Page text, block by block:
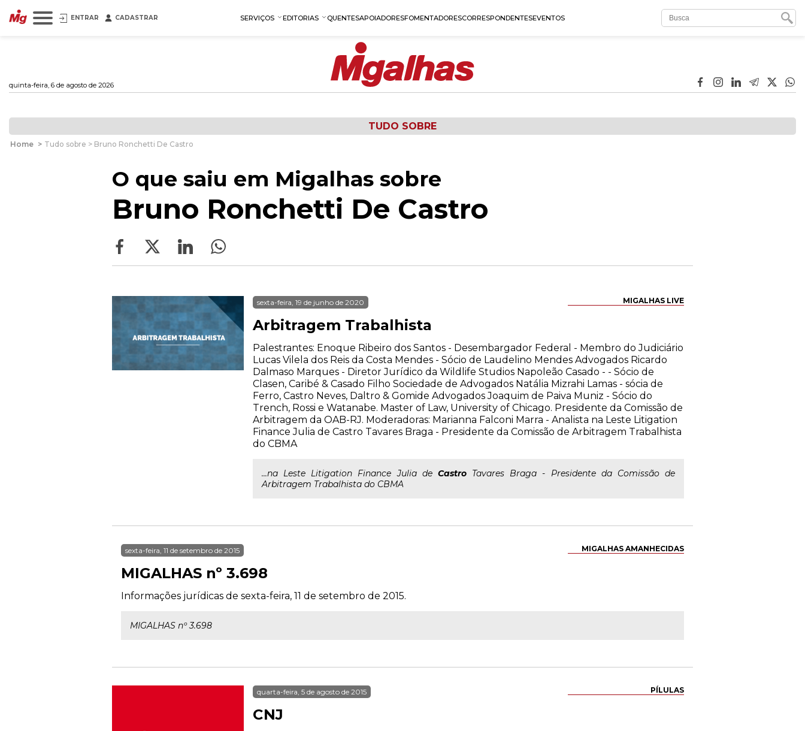
ENTRAR CADASTRAR SERVIÇOS EDITORIAS QUENTESAPOIADORESFOMENTADORESCORRESPONDENTESEVENTOS
quinta-feira, 6 de agosto de 2026
TUDO SOBRE
Home > Tudo sobre > Bruno Ronchetti De Castro
O que saiu em Migalhas sobre
Bruno Ronchetti De Castro
MIGALHAS LIVE
sexta-feira, 19 de junho de 2020
Arbitragem Trabalhista
Palestrantes: Enoque Ribeiro dos Santos - Desembargador Federal - Membro do Judiciário
Lucas Vilela dos Reis da Costa Mendes - Sócio de Laudelino Mendes Advogados Ricardo
Dalmaso Marques - Diretor Jurídico da Wildlife Studios Napoleão Casado - - Sócio de
Clasen, Caribé & Casado Filho Sociedade de Advogados Natália Mizrahi Lamas - sócia de
Ferro, Castro Neves, Daltro & Gomide Advogados Joaquim de Paiva Muniz - Sócio do
Trench, Rossi e Watanabe. Master of Law, University of Chicago. Presidente da Comissão de
Arbitragem da OAB-RJ. Moderadoras: Marianna Falconi Marra - Analista na Leste Litigation
Finance Julia de Castro Tavares Braga - Presidente da Comissão de Arbitragem Trabalhista
do CBMA
...na Leste Litigation Finance Julia de CastroTavares Braga - Presidente da Comissão de
Arbitragem Trabalhista do CBMA
MIGALHAS AMANHECIDAS
sexta-feira, 11 de setembro de 2015
MIGALHAS nº 3.698
Informações jurídicas de sexta-feira, 11 de setembro de 2015.
MIGALHAS nº 3.698
PÍLULAS
quarta-feira, 5 de agosto de 2015
CNJ